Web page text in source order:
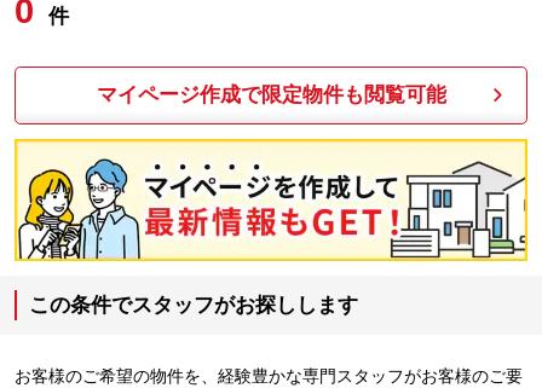
0 件
マイページ作成で限定物件も閲覧可能
この条件でスタッフがお探しします
お客様のご希望の物件を、経験豊かな専門スタッフがお客様のご要